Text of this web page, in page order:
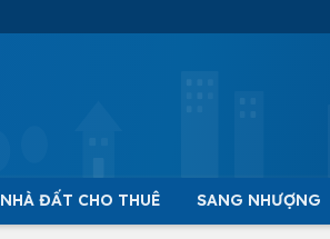
NHÀ ĐẤT CHO THUÊ SANG NHƯỢNG